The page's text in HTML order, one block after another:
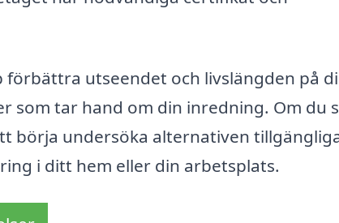
utseendet och livslängden på
som tar hand om din inredning. Om du
börja undersöka alternativen
i ditt hem eller din arbetsplats.